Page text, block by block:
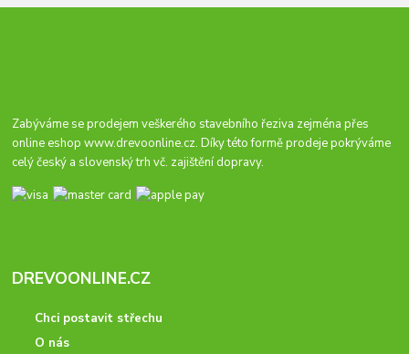
Zabýváme se prodejem veškerého stavebního řeziva zejména přes
online eshopwww.drevoonline.cz. Díky této formě prodeje pokrýváme
celý český a slovenský trh vč. zajištění dopravy.
DREVOONLINE.CZ
Chci postavit střechu
O nás